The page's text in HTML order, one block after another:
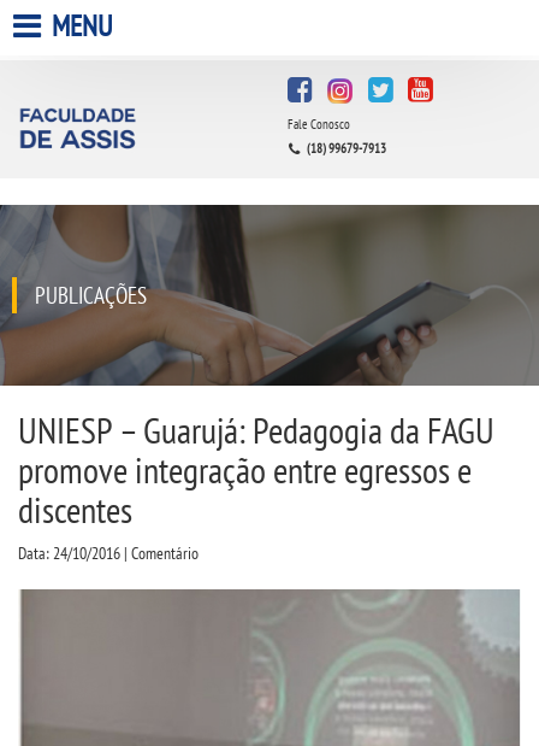
A FACULDADE
QUEM SOMOS
INFRAESTRUTURA
BIBLIOTECA
CPA
CPSA
MENU
Fale Conosco
(18) 99679-7913
PUBLICAÇÕES
UNIESP – Guarujá: Pedagogia da FAGU
promove integração entre egressos e
discentes
Data: 24/10/2016 | Comentário